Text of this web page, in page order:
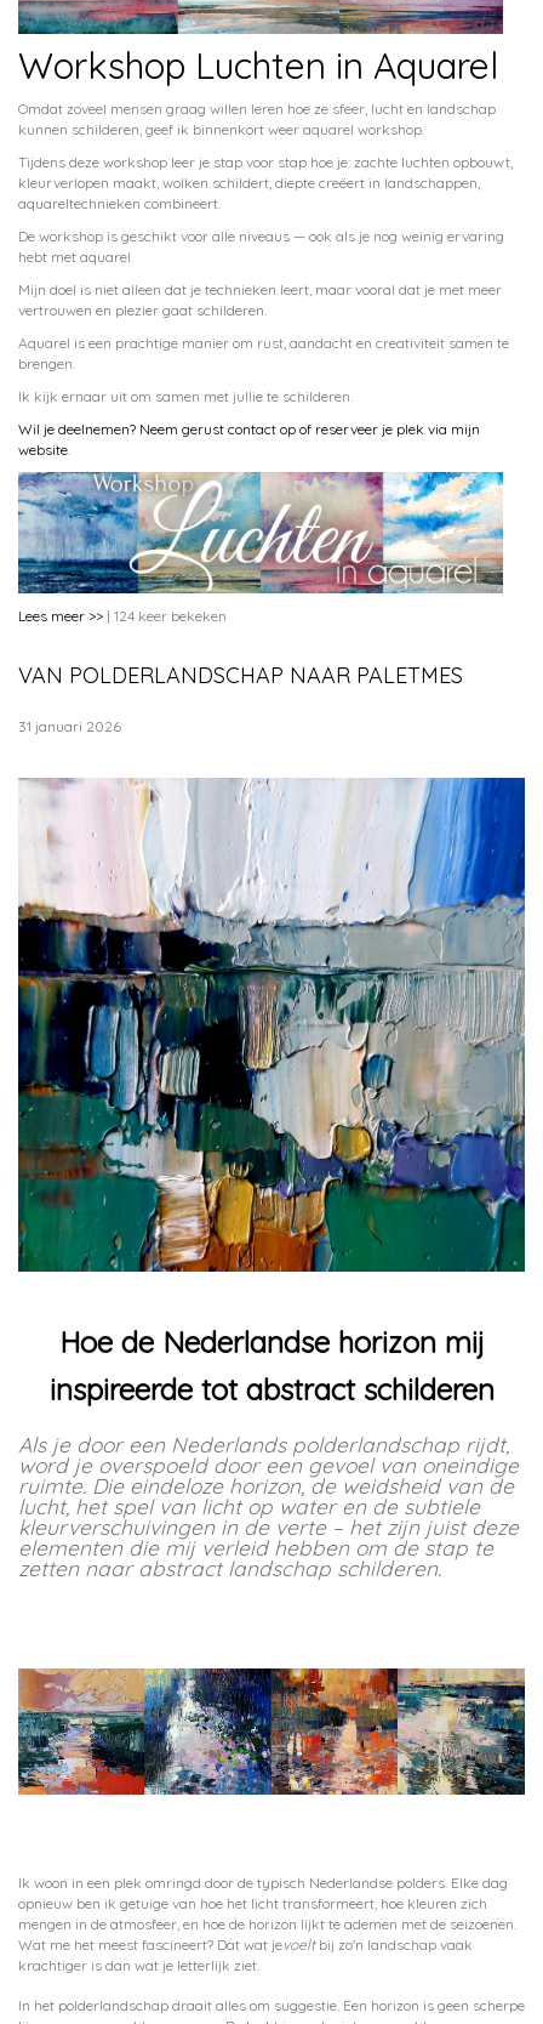
Workshop Luchten in Aquarel
Omdat zoveel mensen graag willen leren hoe ze sfeer, lucht en landschap
kunnen schilderen, geef ik binnenkort weer aquarel workshop.
Tijdens deze workshop leer je stap voor stap hoe je: zachte luchten opbouwt,
kleurverlopen maakt, wolken schildert, diepte creëert in landschappen,
aquareltechnieken combineert.
De workshop is geschikt voor alle niveaus — ook als je nog weinig ervaring
hebt met aquarel.
Mijn doel is niet alleen dat je technieken leert, maar vooral dat je met meer
vertrouwen en plezier gaat schilderen.
Aquarel is een prachtige manier om rust, aandacht en creativiteit samen te
brengen.
Ik kijk ernaar uit om samen met jullie te schilderen.
Wil je deelnemen? Neem gerust contact op of reserveer je plek via mijn
website.
Lees meer >> | 124 keer bekeken
VAN POLDERLANDSCHAP NAAR PALETMES
31 januari 2026
Hoe de Nederlandse horizon mij
inspireerde tot abstract schilderen
Als je door een Nederlands polderlandschap rijdt,
word je overspoeld door een gevoel van oneindige
ruimte. Die eindeloze horizon, de weidsheid van de
lucht, het spel van licht op water en de subtiele
kleurverschuivingen in de verte – het zijn juist deze
elementen die mij verleid hebben om de stap te
zetten naar abstract landschap schilderen.
Ik woon in een plek omringd door de typisch Nederlandse polders. Elke dag
opnieuw ben ik getuige van hoe het licht transformeert, hoe kleuren zich
mengen in de atmosfeer, en hoe de horizon lijkt te ademen met de seizoenen.
Wat me het meest fascineert? Dat wat jevoeltbij zo'n landschap vaak
krachtiger is dan wat je letterlijk ziet.
In het polderlandschap draait alles om suggestie. Een horizon is geen scherpe